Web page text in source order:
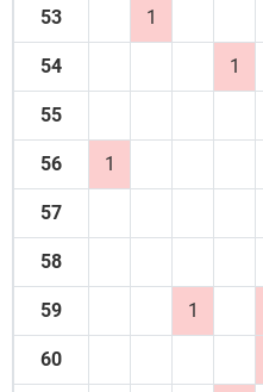
53 1
54 1
55
56 1
57
58
59 1
60